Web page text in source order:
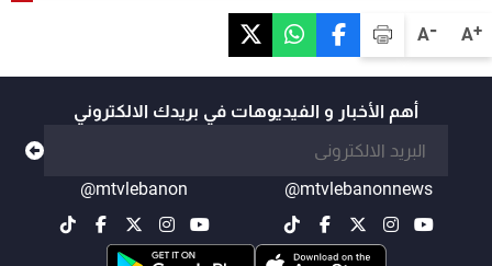
A+
A-
أهم الأخبار و الفيديوهات في بريدك الالكتروني
@mtvlebanonnews
@mtvlebanon